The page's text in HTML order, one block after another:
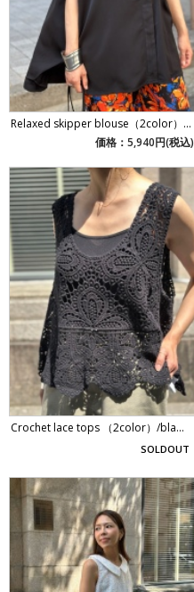
Relaxed skipper blouse（2color）...
価格：5,940円(税込)
Crochet lace tops （2color）/bla...
SOLDOUT